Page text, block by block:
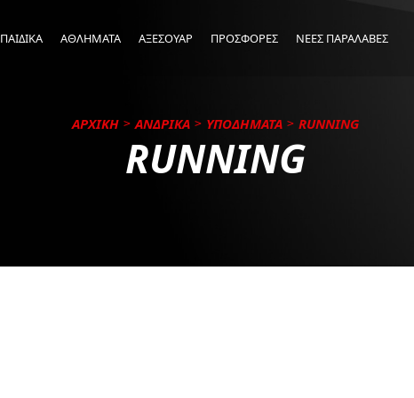
ΠΑΙΔΙΚΑ ΑΘΛΗΜΑΤΑ ΑΞΕΣΟΥΑΡ ΠΡΟΣΦΟΡΕΣ ΝΕΕΣ ΠΑΡΑΛΑΒΕΣ
ΑΡΧΙΚΗ ΑΝΔΡΙΚΑ ΥΠΟΔΗΜΑΤΑ RUNNING
RUNNING